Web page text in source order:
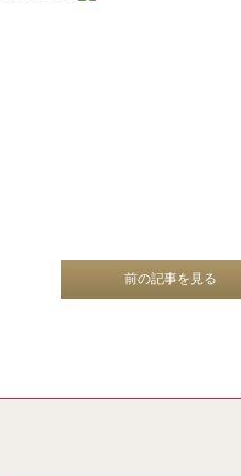
前の記事を見る